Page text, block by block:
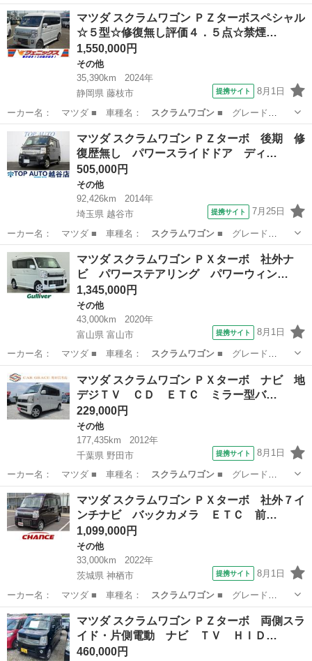
名： ＰＸターボ Ａ…
神奈川 平塚市 その他
マツダ スクラムワゴン ＰＺターボスペシャル
☆５型☆修復無し評価４．５点☆禁煙…
1,550,000円
その他
35,390km
2024年
静岡県 藤枝市
提携サイト 8月1日
ーカー名： マツダ ■ 車種名： スクラムワゴン■ グレード
名： ＰＺターボスペ…
静岡 藤枝市 その他
マツダ スクラムワゴン ＰＺターボ 後期 修
復歴無し パワースライドドア ディ…
505,000円
その他
92,426km
2014年
埼玉県 越谷市
提携サイト 7月25日
ーカー名： マツダ ■ 車種名： スクラムワゴン■ グレード
名： ＰＺターボ 後…
埼玉 越谷市 その他
マツダ スクラムワゴン ＰＸターボ 社外ナ
ビ パワーステアリング パワーウィン…
1,345,000円
その他
43,000km
2020年
富山県 富山市
提携サイト 8月1日
ーカー名： マツダ ■ 車種名： スクラムワゴン■ グレード
名： ＰＸターボ 社…
富山 その他
マツダ スクラムワゴン ＰＸターボ ナビ 地
デジＴＶ ＣＤ ＥＴＣ ミラー型バ…
229,000円
その他
177,435km
2012年
千葉県 野田市
提携サイト 8月1日
ーカー名： マツダ ■ 車種名： スクラムワゴン■ グレード
名： ＰＸターボ ナ…
千葉 野田市 その他
マツダ スクラムワゴン ＰＸターボ 社外７イ
ンチナビ バックカメラ ＥＴＣ 前…
1,099,000円
その他
33,000km
2022年
茨城県 神栖市
提携サイト 8月1日
ーカー名： マツダ ■ 車種名： スクラムワゴン■ グレード
名： ＰＸターボ 社…
茨城 神栖市 その他
マツダ スクラムワゴン ＰＺターボ 両側スラ
イド・片側電動 ナビ ＴＶ ＨＩＤ…
460,000円